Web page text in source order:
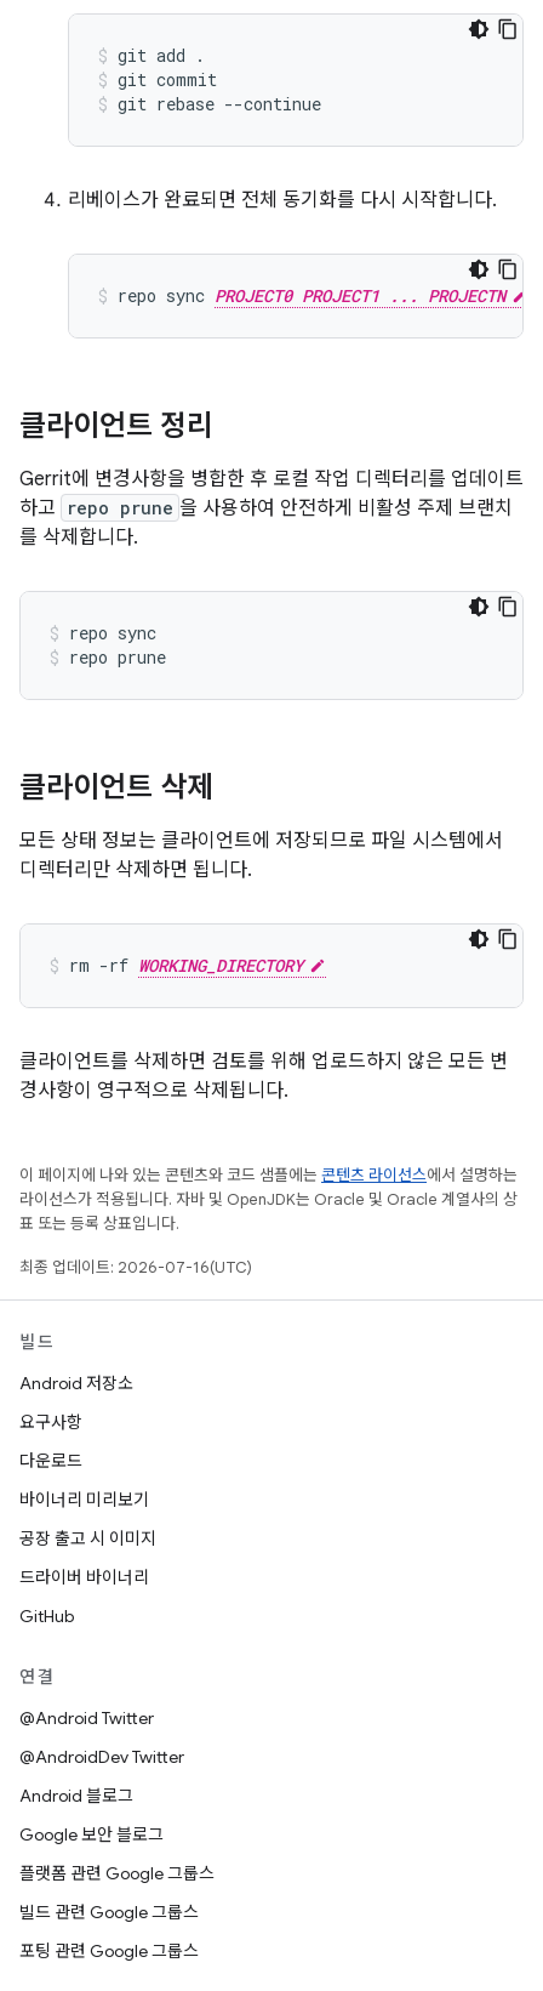
git add .
git commit
git rebase --continue
리베이스가 완료되면 전체 동기화를 다시 시작합니다.
repo sync PROJECT0 PROJECT1 ... PROJECTN
클라이언트 정리
Gerrit에 변경사항을 병합한 후 로컬 작업 디렉터리를 업데이트
하고
repo prune 을 사용하여 안전하게 비활성 주제 브랜치
를 삭제합니다.
repo sync
repo prune
클라이언트 삭제
모든 상태 정보는 클라이언트에 저장되므로 파일 시스템에서
디렉터리만 삭제하면 됩니다.
rm -rf WORKING_DIRECTORY
클라이언트를 삭제하면 검토를 위해 업로드하지 않은 모든 변
경사항이 영구적으로 삭제됩니다.
이 페이지에 나와 있는 콘텐츠와 코드 샘플에는 콘텐츠 라이선스에서 설명하는
라이선스가 적용됩니다. 자바 및 OpenJDK는 Oracle 및 Oracle 계열사의 상
표 또는 등록 상표입니다.
최종 업데이트: 2026-07-16(UTC)
빌드
Android 저장소
요구사항
다운로드
바이너리 미리보기
공장 출고 시 이미지
드라이버 바이너리
GitHub
연결
@Android Twitter
@AndroidDev Twitter
Android 블로그
Google 보안 블로그
플랫폼 관련 Google 그룹스
빌드 관련 Google 그룹스
포팅 관련 Google 그룹스